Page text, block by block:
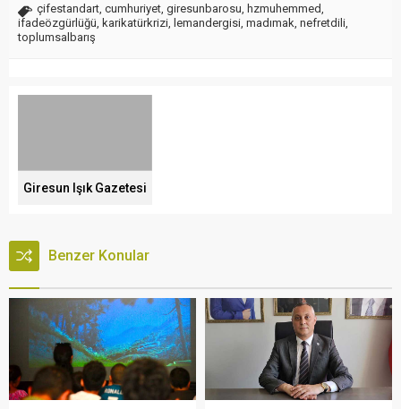
çifestandart, cumhuriyet, giresunbarosu, hzmuhemmed,
ifadeözgürlüğü, karikatürkrizi, lemandergisi, madımak, nefretdili,
toplumsalbarış
Giresun Işık Gazetesi
Benzer Konular